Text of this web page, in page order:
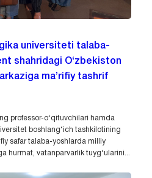
universiteti talaba-
shahridagi O‘zbekiston
ma’rifiy tashrif
professor-o‘qituvchilari hamda
boshlang‘ich tashkilotining
safar talaba-yoshlarda milliy
hurmat, vatanparvarlik tuyg‘ularini...